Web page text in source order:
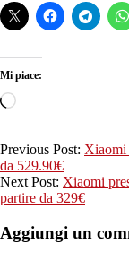
Mi piace:
Caricamento
2018-
08-
21
Previous Post: Xiaomi
da 529.90€
Next Post: Xiaomi
partire da 329€
Aggiungi un